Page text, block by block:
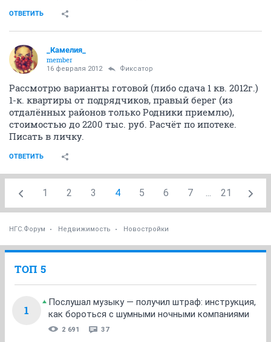
ОТВЕТИТЬ
_Камелия_
member
16 февраля 2012 Фиксатоp
Рассмотрю варианты готовой (либо сдача 1 кв. 2012г.)
1-к. квартиры от подрядчиков, правый берег (из
отдалённых районов только Родники приемлю),
стоимостью до 2200 тыс. руб. Расчёт по ипотеке.
Писать в личку.
ОТВЕТИТЬ
1 2 3 4 5 6 7 ... 21
НГС.Форум Недвижимость Новостройки
ТОП 5
1
Послушал музыку — получил штраф: инструкция,
как бороться с шумными ночными компаниями
2 691 37